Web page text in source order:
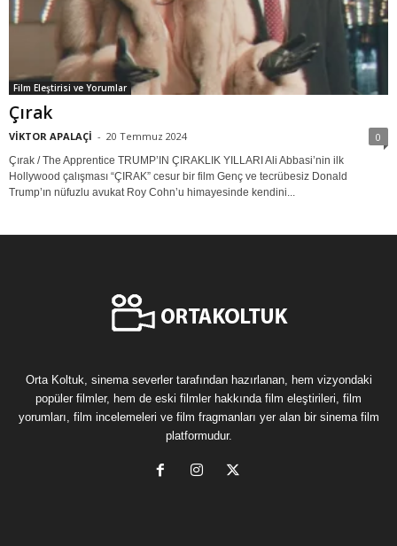
Film Eleştirisi ve Yorumlar
Çırak
VİKTOR APALAÇİ - 20 Temmuz 2024 0
Çırak / The Apprentice TRUMP’IN ÇIRAKLIK YILLARI Ali Abbasi’nin ilk
Hollywood çalışması “ÇIRAK” cesur bir film Genç ve tecrübesiz Donald
Trump’ın nüfuzlu avukat Roy Cohn’u himayesinde kendini...
Orta Koltuk, sinema severler tarafından hazırlanan, hem vizyondaki
popüler filmler, hem de eski filmler hakkında film eleştirileri, film
yorumları, film incelemeleri ve film fragmanları yer alan bir sinema film
platformudur.